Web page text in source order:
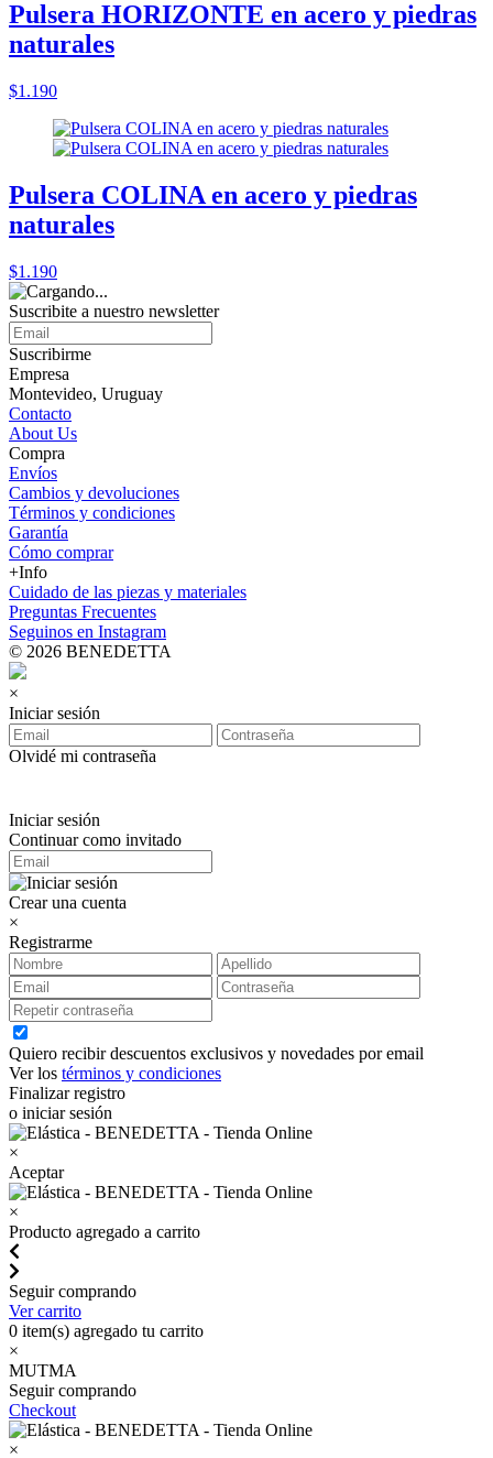
Pulsera HORIZONTE en acero y piedras
naturales
$1.190
Pulsera COLINA en acero y piedras
naturales
$1.190
Suscribite a nuestro newsletter
Suscribirme
Empresa
Montevideo, Uruguay
Contacto
About Us
Compra
Envíos
Cambios y devoluciones
Términos y condiciones
Garantía
Cómo comprar
+Info
Cuidado de las piezas y materiales
Preguntas Frecuentes
Seguinos en Instagram
© 2026 BENEDETTA
×
Iniciar sesión
Olvidé mi contraseña
Iniciar sesión
Continuar como invitado
Crear una cuenta
×
Registrarme
Quiero recibir descuentos exclusivos y novedades por email
Ver los términos y condiciones
Finalizar registro
o iniciar sesión
×
Aceptar
×
Producto agregado a carrito
Seguir comprando
Ver carrito
0 item(s) agregado tu carrito
×
MUTMA
Seguir comprando
Checkout
×